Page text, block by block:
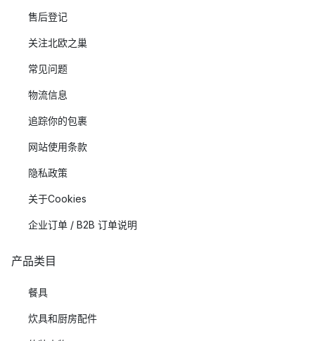
售后登记
关注北欧之巢
常见问题
物流信息
追踪你的包裹
网站使用条款
隐私政策
关于Cookies
企业订单 / B2B 订单说明
产品类目
餐具
炊具和厨房配件